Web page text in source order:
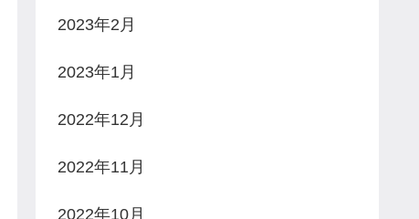
2023年2月
2023年1月
2022年12月
2022年11月
2022年10月